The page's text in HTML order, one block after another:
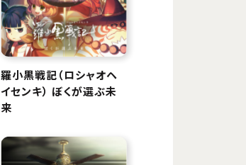
羅小黒戦記（ロシャオヘ
イセンキ） ぼくが選ぶ未
来